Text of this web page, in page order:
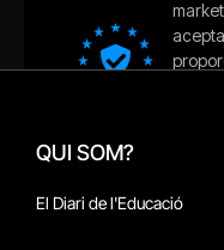
QUI SOM?
El Diari de l'Educació